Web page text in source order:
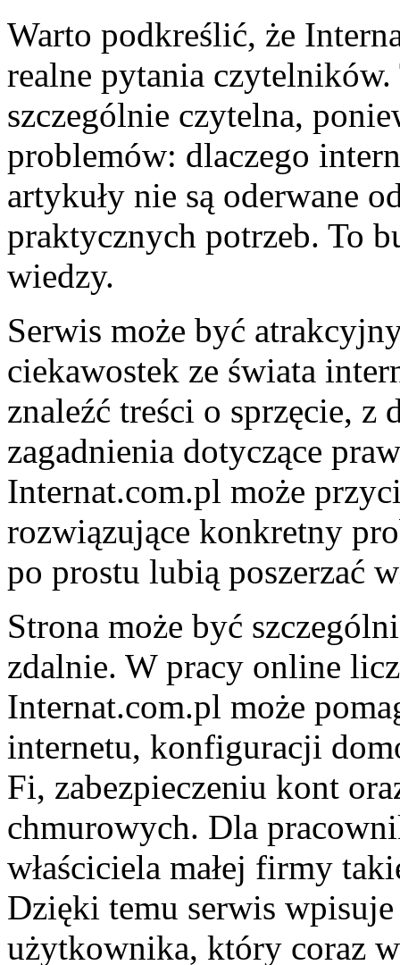
Warto podkreślić, że
realne pytania
szczególnie czytelna,
problemów: dlaczego
artykuły nie są oderwane
praktycznych potrzeb. To
wiedzy.
Serwis może być
ciekawostek ze świata
znaleźć treści o sprzęcie,
zagadnienia dotyczące
Internat.com.pl może
rozwiązujące konkretny
po prostu lubią poszerzać
Strona może być
zdalnie. W pracy online
Internat.com.pl może
internetu, konfiguracji
Fi, zabezpieczeniu kont
chmurowych. Dla
właściciela małej firmy
Dzięki temu serwis wpisuje
użytkownika, który coraz